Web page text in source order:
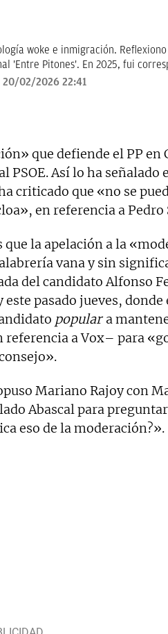
woke e inmigración.
fui corresponsal en la
que eligió a León XIV. Antes
Filosofía y Culturas Modernas
20/02/2026 22:41
que defiende el PP en
PSOE. Así lo ha señalado
criticado que «no se
en referencia a Pedro
que la apelación a la
vana y sin
del candidato Alfonso
pasado jueves, donde
populara
a Vox– para
Mariano Rajoy con
Abascal para
eso de la moderación?».